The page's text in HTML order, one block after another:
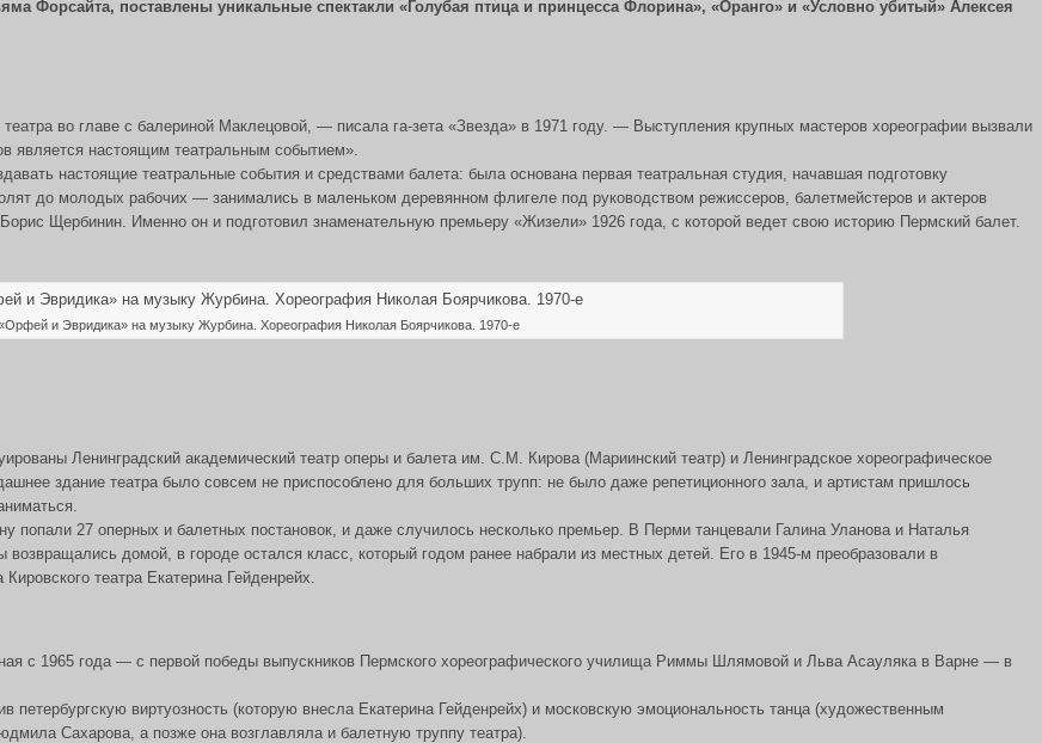
Форсайта, поставлены уникальные спектакли «Голубая птица и принцесса Флорина», «Оранго» и «Условно убитый» Алексея
во главе с балериной Маклецовой, — писала га-зета «Звезда» в 1971 году. — Выступления крупных мастеров хореографии вызвали
является настоящим театральным событием».
настоящие театральные события и средствами балета: была основана первая театральная студия, начавшая подготовку
до молодых рабочих — занимались в маленьком деревянном флигеле под руководством режиссеров, балетмейстеров и актеров
Щербинин. Именно он и подготовил знаменательную премьеру «Жизели» 1926 года, с которой ведет свою историю Пермский балет.
и Эвридика» на музыку Журбина. Хореография Николая Боярчикова. 1970-е
Ленинградский академический театр оперы и балета им. С.М. Кирова (Мариинский театр) и Ленинградское хореографическое
здание театра было совсем не приспособлено для больших трупп: не было даже репетиционного зала, и артистам пришлось
попали 27 оперных и балетных постановок, и даже случилось несколько премьер. В Перми танцевали Галина Уланова и Наталья
домой, в городе остался класс, который годом ранее набрали из местных детей. Его в 1945-м преобразовали в
театра Екатерина Гейденрейх.
с 1965 года — с первой победы выпускников Пермского хореографического училища Риммы Шлямовой и Льва Асауляка в Варне — в
виртуозность (которую внесла Екатерина Гейденрейх) и московскую эмоциональность танца (художественным
Сахарова, а позже она возглавляла и балетную труппу театра).